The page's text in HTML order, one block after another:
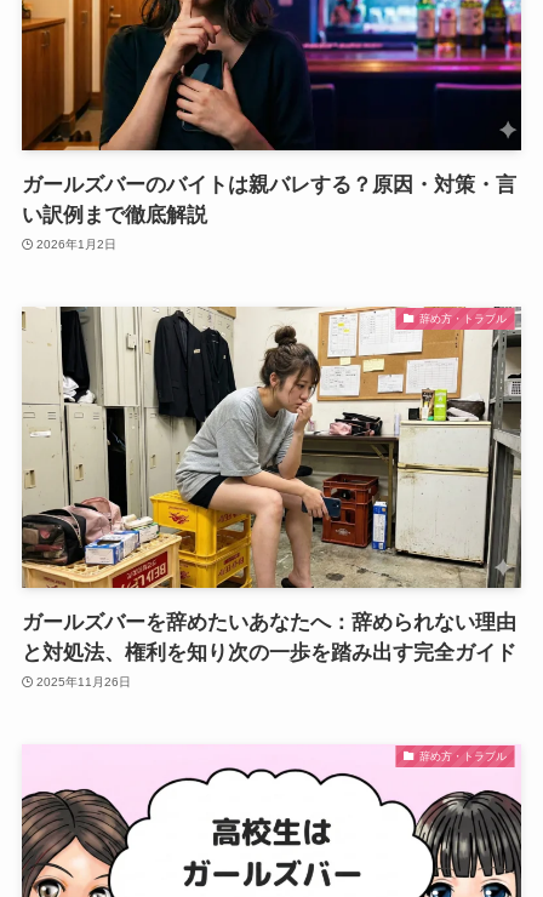
ガールズバーのバイトは親バレする？原因・対策・言
い訳例まで徹底解説
2026年1月2日
辞め方・トラブル
ガールズバーを辞めたいあなたへ：辞められない理由
と対処法、権利を知り次の一歩を踏み出す完全ガイド
2025年11月26日
辞め方・トラブル